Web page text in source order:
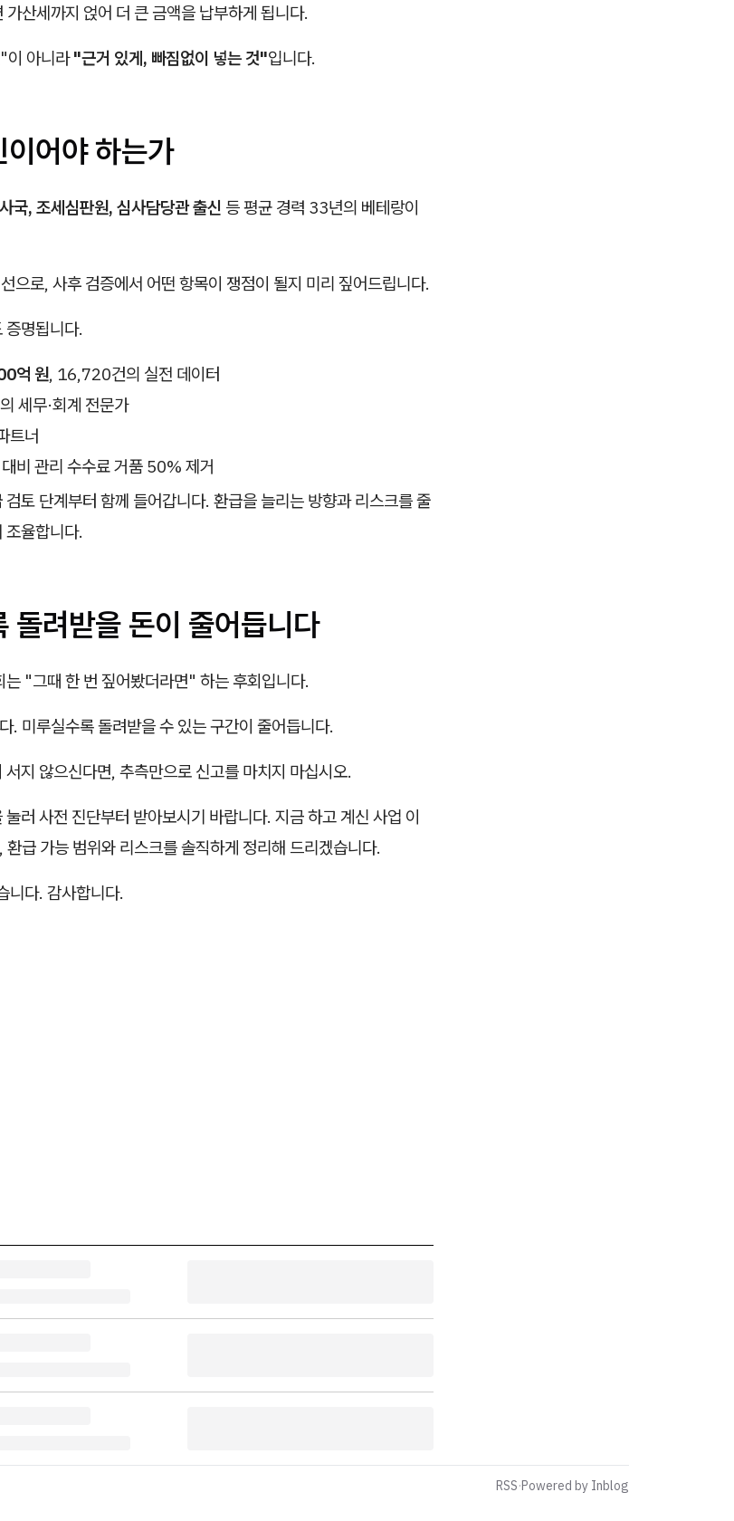
산세까지 얹어 더 큰 금액을 납부하게 됩니다.
이 아니라"근거 있게, 빠짐없이 넣는 것"입니다.
어야 하는가
국, 조세심판원, 심사담당관 출신 등 평균 경력 33년의 베테랑이
으로, 사후 검증에서 어떤 항목이 쟁점이 될지 미리 짚어드립니다.
증명됩니다.
억 원, 16,720건의 실전 데이터
의 세무·회계 전문가
트너
비 관리 수수료 거품 50% 제거
토 단계부터 함께 들어갑니다. 환급을 늘리는 방향과 리스크를 줄
조율합니다.
돌려받을 돈이 줄어듭니다
는 "그때 한 번 짚어봤더라면" 하는 후회입니다.
. 미루실수록 돌려받을 수 있는 구간이 줄어듭니다.
지 않으신다면, 추측만으로 신고를 마치지 마십시오.
눌러 사전 진단부터 받아보시기 바랍니다. 지금 하고 계신 사업 이
급 가능 범위와 리스크를 솔직하게 정리해 드리겠습니다.
니다. 감사합니다.
RSS·Powered by Inblog